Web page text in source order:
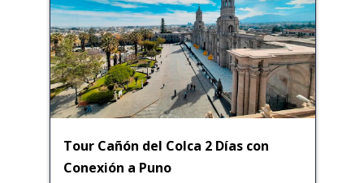
Tour Cañón del Colca 2 Días con
Conexión a Puno